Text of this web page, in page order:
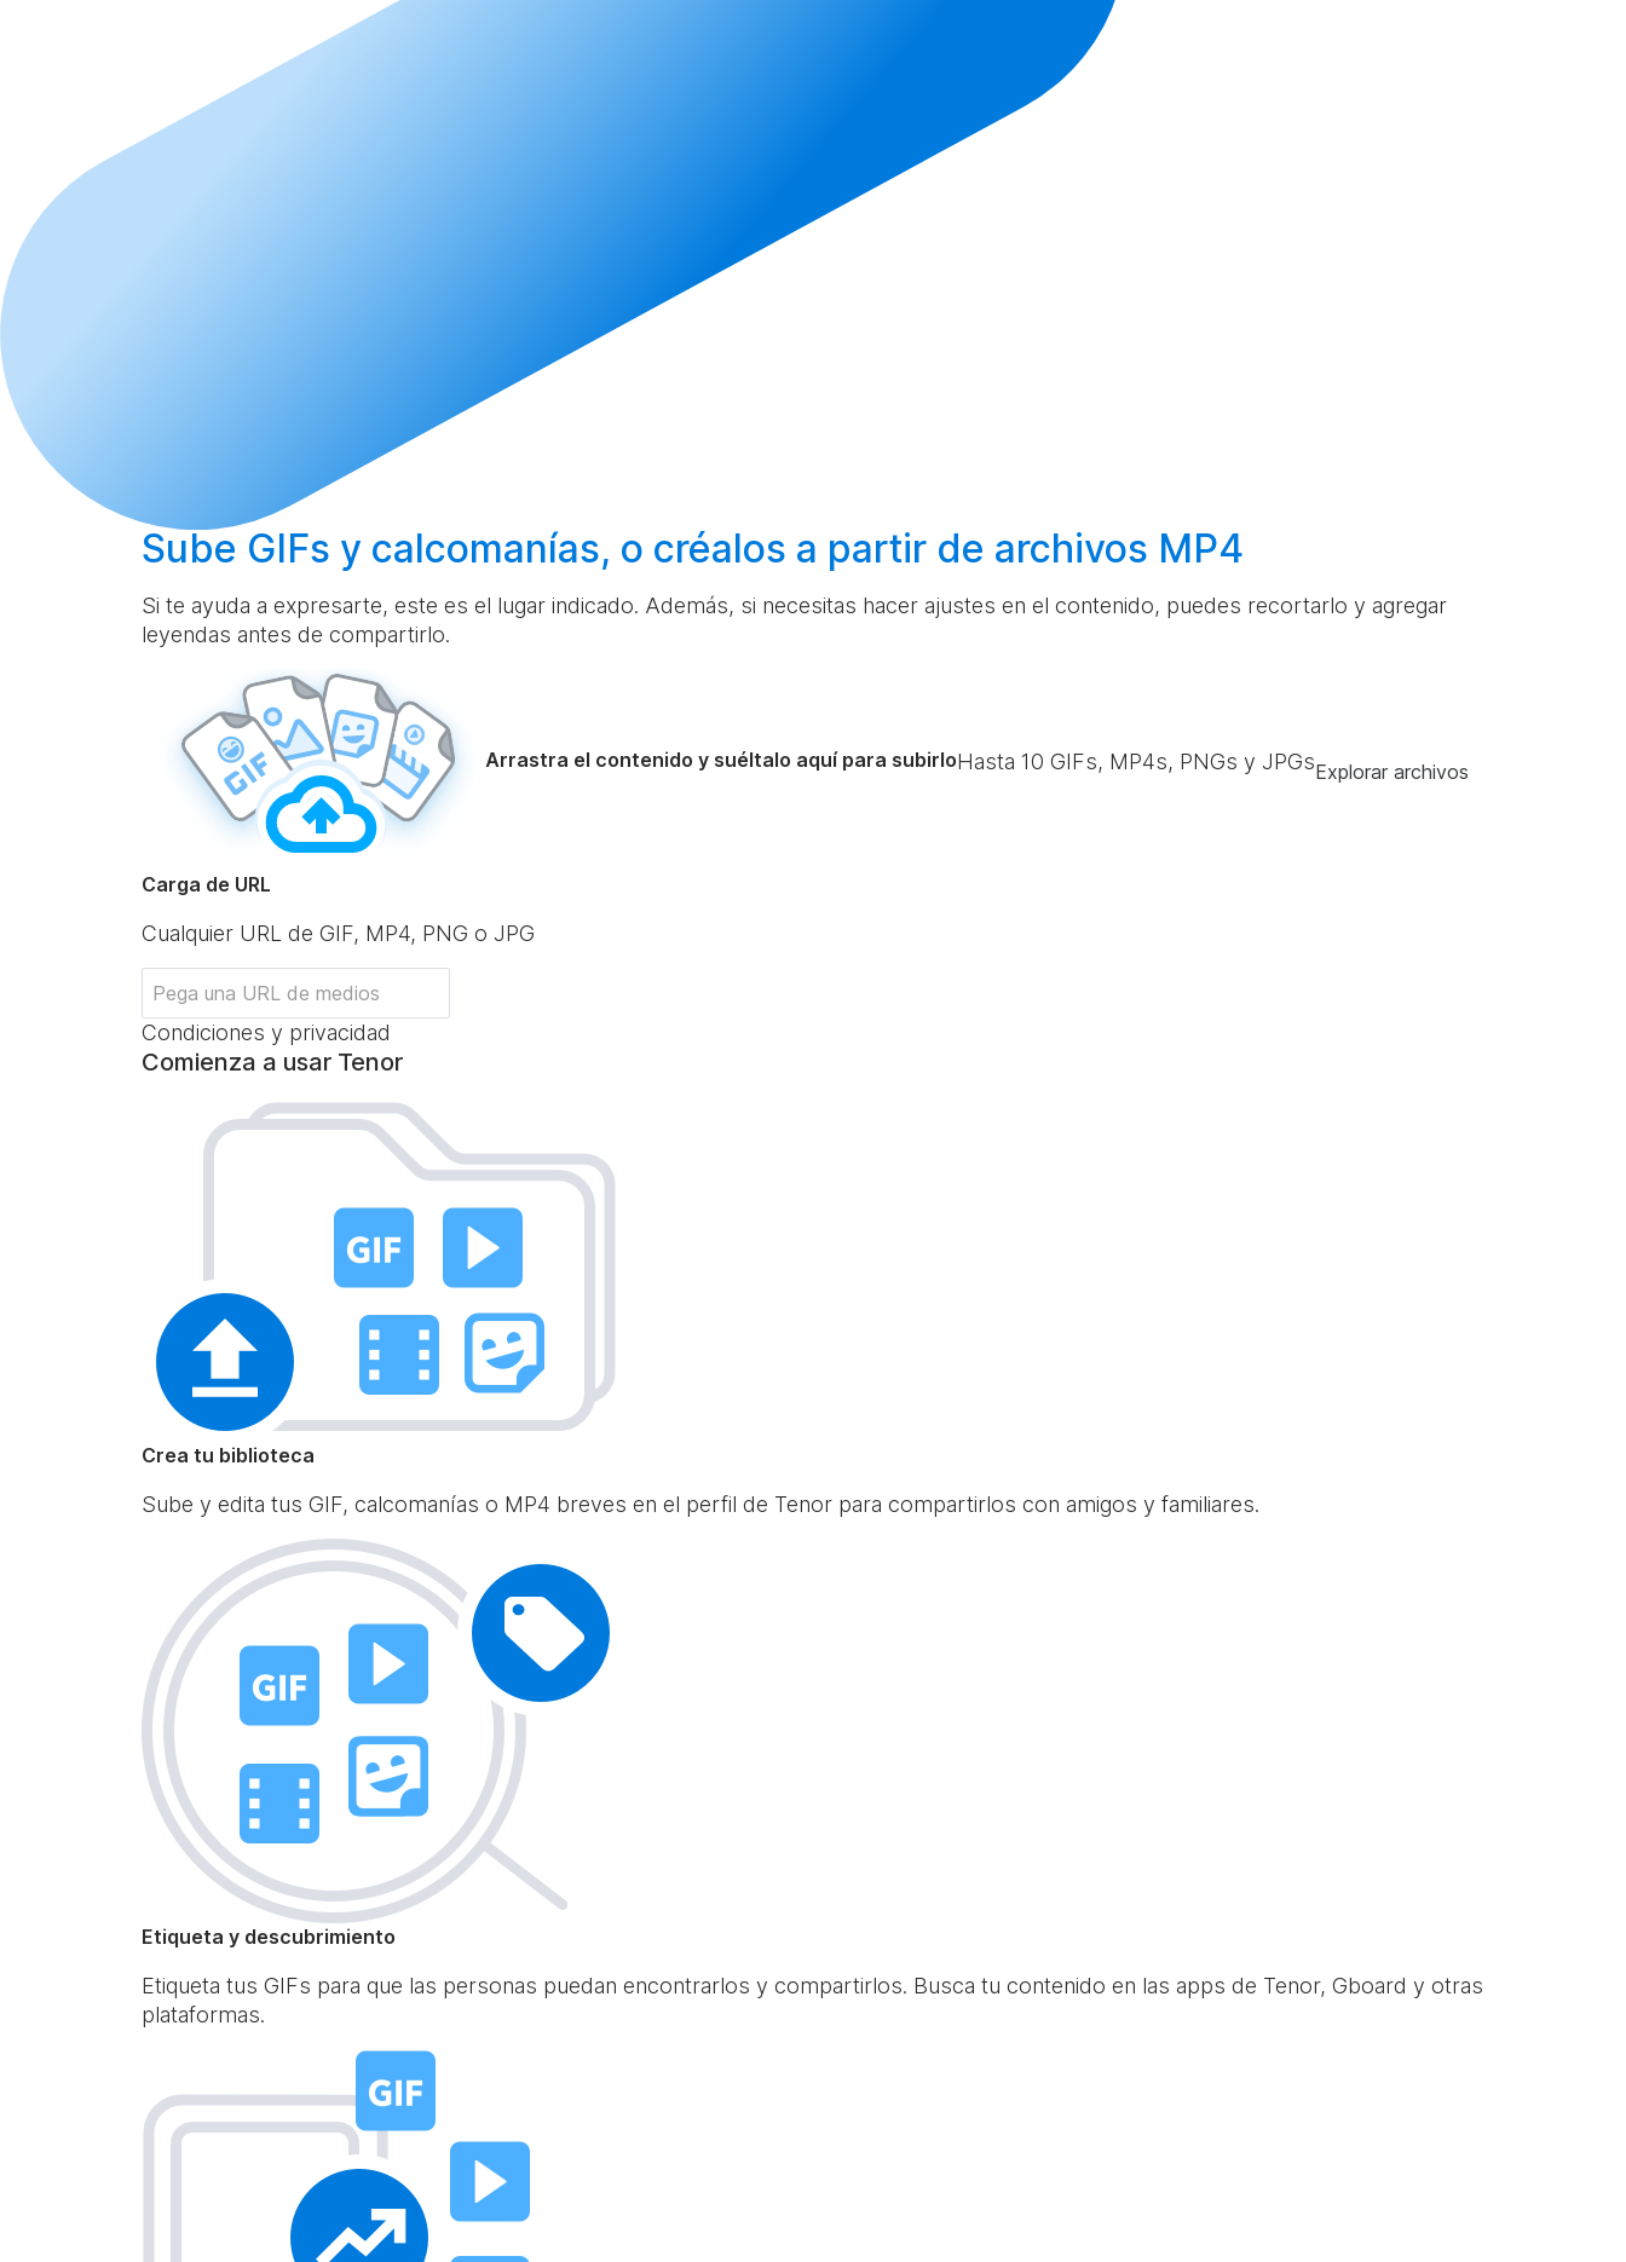
Sube GIFs y calcomanías, o créalos a partir de archivos MP4
Si te ayuda a expresarte, este es el lugar indicado. Además, si necesitas hacer ajustes en el contenido, puedes recortarlo y agregar
leyendas antes de compartirlo.
Arrastra el contenido y suéltalo aquí para subirloHasta 10 GIFs, MP4s, PNGs y JPGsExplorar archivos
Carga de URL
Cualquier URL de GIF, MP4, PNG o JPG
Condiciones y privacidad
Comienza a usar Tenor
Crea tu biblioteca
Sube y edita tus GIF, calcomanías o MP4 breves en el perfil de Tenor para compartirlos con amigos y familiares.
Etiqueta y descubrimiento
Etiqueta tus GIFs para que las personas puedan encontrarlos y compartirlos. Busca tu contenido en las apps de Tenor, Gboard y otras
plataformas.